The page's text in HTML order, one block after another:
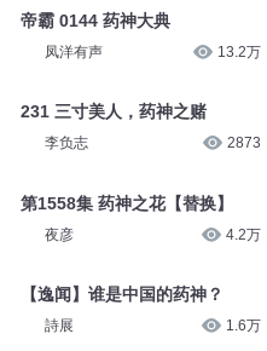
帝霸 0144 药神大典
凤洋有声 13.2万
231 三寸美人，药神之赌
李负志 2873
第1558集 药神之花【替换】
夜彦 4.2万
【逸闻】谁是中国的药神？
詩展 1.6万